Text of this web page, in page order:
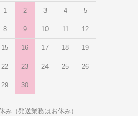
1 2 3 4 5
8 9 10 11 12
15 16 17 18 19
22 23 24 25 26
29 30
み（発送業務はお休み）